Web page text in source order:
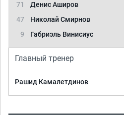
71
Денис Аширов
47
Николай Смирнов
9
Габриэль Винисиус
Главный тренер
Рашид Камалетдинов